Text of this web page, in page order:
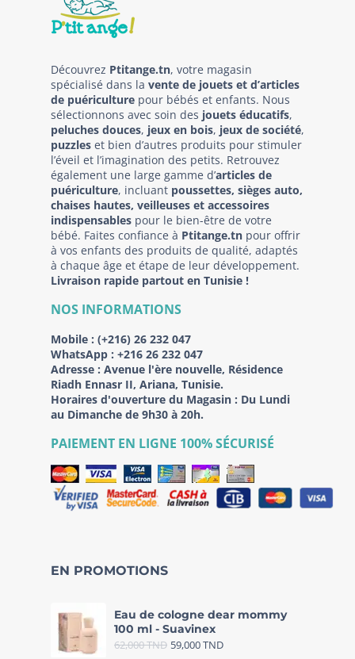
Découvrez Ptitange.tn, votre magasin
spécialisé dans la vente de jouets et d’articles
de puériculture pour bébés et enfants. Nous
sélectionnons avec soin des jouets éducatifs,
peluches douces, jeux en bois, jeux de société,
puzzles et bien d’autres produits pour stimuler
l’éveil et l’imagination des petits. Retrouvez
également une large gamme d’articles de
puériculture, incluant poussettes, sièges auto,
chaises hautes, veilleuses et accessoires
indispensables pour le bien-être de votre
bébé. Faites confiance à Ptitange.tn pour offrir
à vos enfants des produits de qualité, adaptés
à chaque âge et étape de leur développement.
Livraison rapide partout en Tunisie !
NOS INFORMATIONS
Mobile : (+216) 26 232 047
WhatsApp : +216 26 232 047
Adresse : Avenue l'ère nouvelle, Résidence
Riadh Ennasr II, Ariana, Tunisie.
Horaires d'ouverture du Magasin : Du Lundi
au Dimanche de 9h30 à 20h.
PAIEMENT EN LIGNE 100% SÉCURISÉ
EN PROMOTIONS
Eau de cologne dear mommy
100 ml - Suavinex
62,000TND 59,000TND